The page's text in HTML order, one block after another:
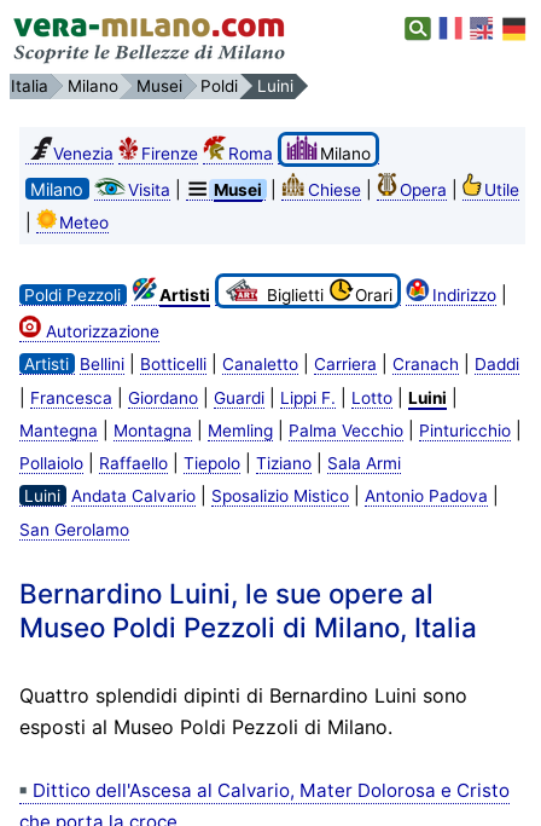
Italia Milano Musei Poldi Luini
Venezia Firenze Roma Milano
Milano Visita Musei Chiese| Opera Utile
Meteo
Poldi Pezzoli Artisti Biglietti Orari Indirizzo|
Autorizzazione
Artisti
Bellini| Botticelli| Canaletto| Carriera Cranach Daddi
Francesca Giordano| Guardi| Lippi F. Lotto| Luini
Mantegna Montagna Memling| Palma Vecchio| Pinturicchio|
Pollaiolo| Raffaello| Tiepolo| Tiziano|
Sala Armi
Luini Andata Calvario| Sposalizio Mistico| Antonio Padova
San Gerolamo
Bernardino Luini, le sue opere al
Museo Poldi Pezzoli di Milano, Italia
Quattro splendidi dipinti di Bernardino Luini sono
esposti al Museo Poldi Pezzoli di Milano.
Dittico dell'Ascesa al Calvario, Mater Dolorosa e Cristo